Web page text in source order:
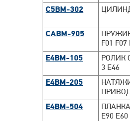
C5BM-302
CABM-905
F01 F07
E4BM-105
РОЛИК
3 E46
E4BM-205
E4BM-504
E90 E60